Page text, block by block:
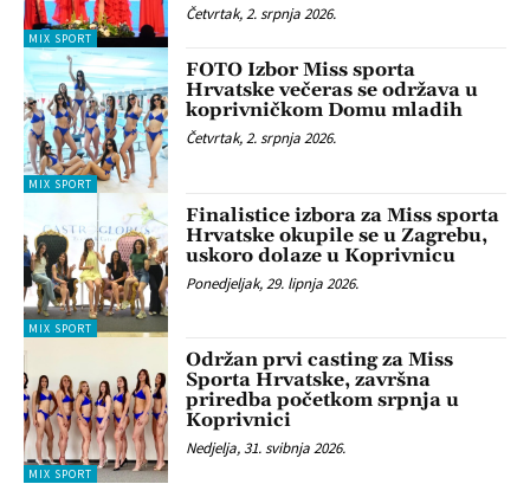
MIX SPORT
Četvrtak, 2. srpnja 2026.
MIX SPORT
FOTO Izbor Miss sporta
Hrvatske večeras se održava u
koprivničkom Domu mladih
Četvrtak, 2. srpnja 2026.
MIX SPORT
Finalistice izbora za Miss sporta
Hrvatske okupile se u Zagrebu,
uskoro dolaze u Koprivnicu
Ponedjeljak, 29. lipnja 2026.
MIX SPORT
Održan prvi casting za Miss
Sporta Hrvatske, završna
priredba početkom srpnja u
Koprivnici
Nedjelja, 31. svibnja 2026.